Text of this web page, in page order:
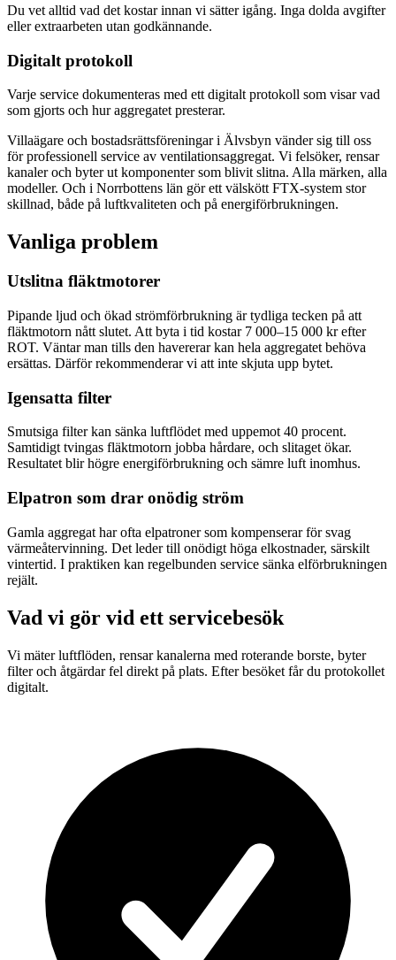
Du vet alltid vad det kostar innan vi sätter igång. Inga dolda avgifter
eller extraarbeten utan godkännande.
Digitalt protokoll
Varje service dokumenteras med ett digitalt protokoll som visar vad
som gjorts och hur aggregatet presterar.
Villaägare och bostadsrättsföreningar i Älvsbyn vänder sig till oss
för professionell service av ventilationsaggregat. Vi felsöker, rensar
kanaler och byter ut komponenter som blivit slitna. Alla märken, alla
modeller. Och i Norrbottens län gör ett välskött FTX-system stor
skillnad, både på luftkvaliteten och på energiförbrukningen.
Vanliga problem
Utslitna fläktmotorer
Pipande ljud och ökad strömförbrukning är tydliga tecken på att
fläktmotorn nått slutet. Att byta i tid kostar 7 000–15 000 kr efter
ROT. Väntar man tills den havererar kan hela aggregatet behöva
ersättas. Därför rekommenderar vi att inte skjuta upp bytet.
Igensatta filter
Smutsiga filter kan sänka luftflödet med uppemot 40 procent.
Samtidigt tvingas fläktmotorn jobba hårdare, och slitaget ökar.
Resultatet blir högre energiförbrukning och sämre luft inomhus.
Elpatron som drar onödig ström
Gamla aggregat har ofta elpatroner som kompenserar för svag
värmeåtervinning. Det leder till onödigt höga elkostnader, särskilt
vintertid. I praktiken kan regelbunden service sänka elförbrukningen
rejält.
Vad vi gör vid ett servicebesök
Vi mäter luftflöden, rensar kanalerna med roterande borste, byter
filter och åtgärdar fel direkt på plats. Efter besöket får du protokollet
digitalt.